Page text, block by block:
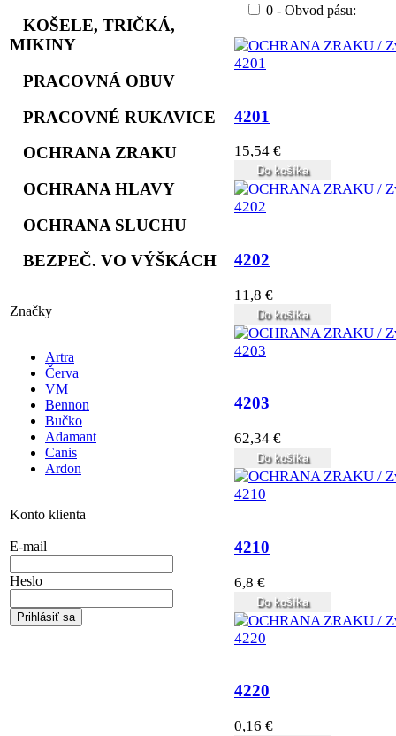
KOŠELE, TRIČKÁ,
MIKINY
PRACOVNÁ OBUV
PRACOVNÉ RUKAVICE
OCHRANA ZRAKU
OCHRANA HLAVY
OCHRANA SLUCHU
BEZPEČ. VO VÝŠKÁCH
Značky
Artra
Červa
VM
Bennon
Bučko
Adamant
Canis
Ardon
Konto klienta
E-mail
Heslo
0 - Obvod pásu:
4201
15,54 €
Do košíka
4202
11,8 €
Do košíka
4203
62,34 €
Do košíka
4210
6,8 €
Do košíka
4220
0,16 €